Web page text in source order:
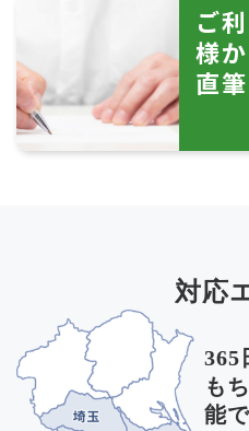
ご
様
直
対応
365
も
能で